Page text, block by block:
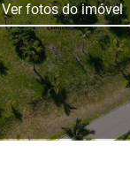
Ver fotos do imóvel